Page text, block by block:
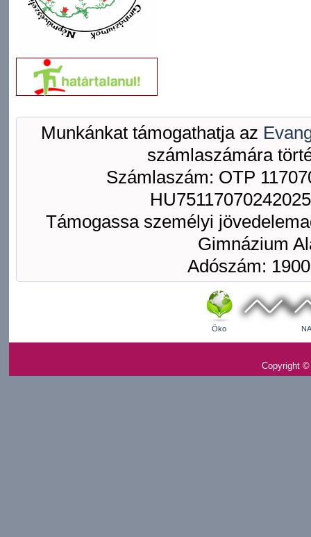
Munkánkat támogathatja az
számlaszámára
Számlaszám: OTP
Támogassa személyi
Gimnázium
Adószám:
Öko
Copyright